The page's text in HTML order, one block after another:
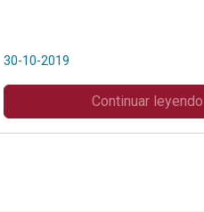
30-10-2019
Continuar leyendo